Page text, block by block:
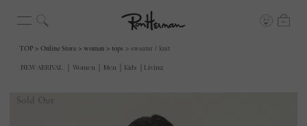
TOP Online Store women tops sweater / knit
Sold Out